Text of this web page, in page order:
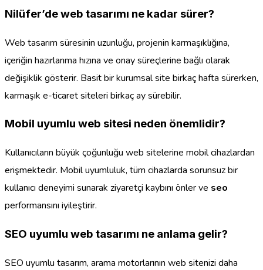
Nilüfer’de web tasarımı ne kadar sürer?
Web tasarım süresinin uzunluğu, projenin karmaşıklığına,
içeriğin hazırlanma hızına ve onay süreçlerine bağlı olarak
değişiklik gösterir. Basit bir kurumsal site birkaç hafta sürerken,
karmaşık e-ticaret siteleri birkaç ay sürebilir.
Mobil uyumlu web sitesi neden önemlidir?
Kullanıcıların büyük çoğunluğu web sitelerine mobil cihazlardan
erişmektedir. Mobil uyumluluk, tüm cihazlarda sorunsuz bir
kullanıcı deneyimi sunarak ziyaretçi kaybını önler ve seo
performansını iyileştirir.
SEO uyumlu web tasarımı ne anlama gelir?
SEO uyumlu tasarım, arama motorlarının web sitenizi daha